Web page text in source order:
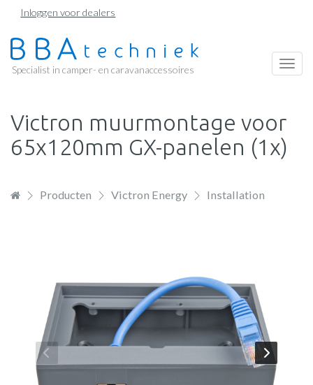
Overslaan
naar
de
Inloggen voor dealers
Specialist in camper- en caravanaccessoires
Victron muurmontage voor
65x120mm GX-panelen (1x)
Producten Victron Energy Installation